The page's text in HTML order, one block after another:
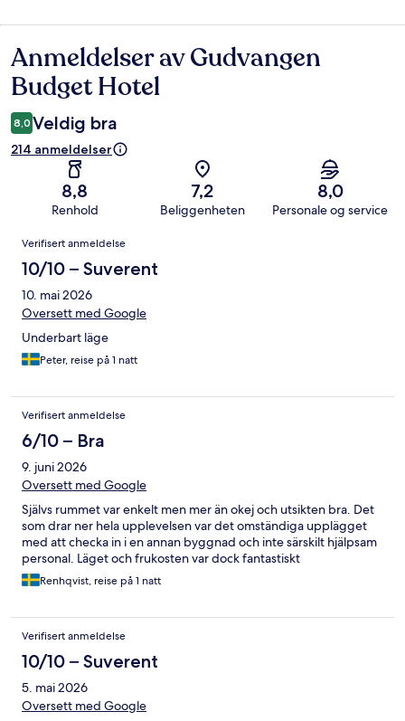
Anmeldelser
Anmeldelser av Gudvangen
Budget Hotel
8,0 Veldig bra
214 anmeldelser
8,8
Renhold
7,2
Beliggenheten
8,0
Personale og service
Anmeldelser
Verifisert anmeldelse
10/10 – Suverent
10. mai 2026
Oversett med Google
Underbart läge
Peter, reise på 1 natt
Verifisert anmeldelse
6/10 – Bra
9. juni 2026
Oversett med Google
Självs rummet var enkelt men mer än okej och utsikten bra. Det
som drar ner hela upplevelsen var det omständiga upplägget
med att checka in i en annan byggnad och inte särskilt hjälpsam
personal. Läget och frukosten var dock fantastiskt
Renhqvist, reise på 1 natt
Verifisert anmeldelse
10/10 – Suverent
5. mai 2026
Oversett med Google